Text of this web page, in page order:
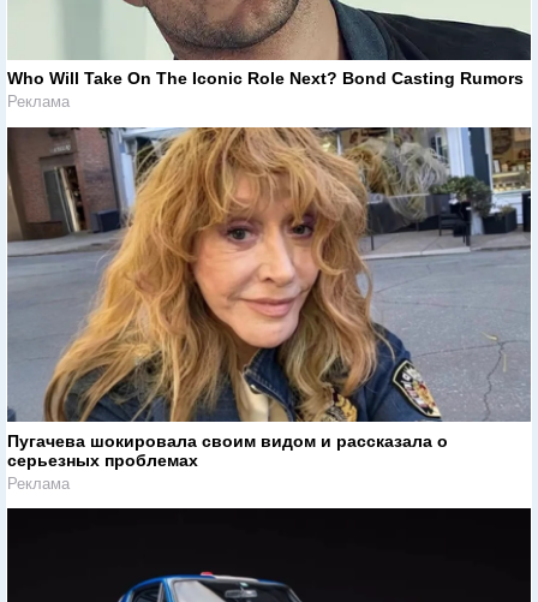
Who Will Take On The Iconic Role Next? Bond Casting Rumors
Реклама
Пугачева шокировала своим видом и рассказала о
серьезных проблемах
Реклама